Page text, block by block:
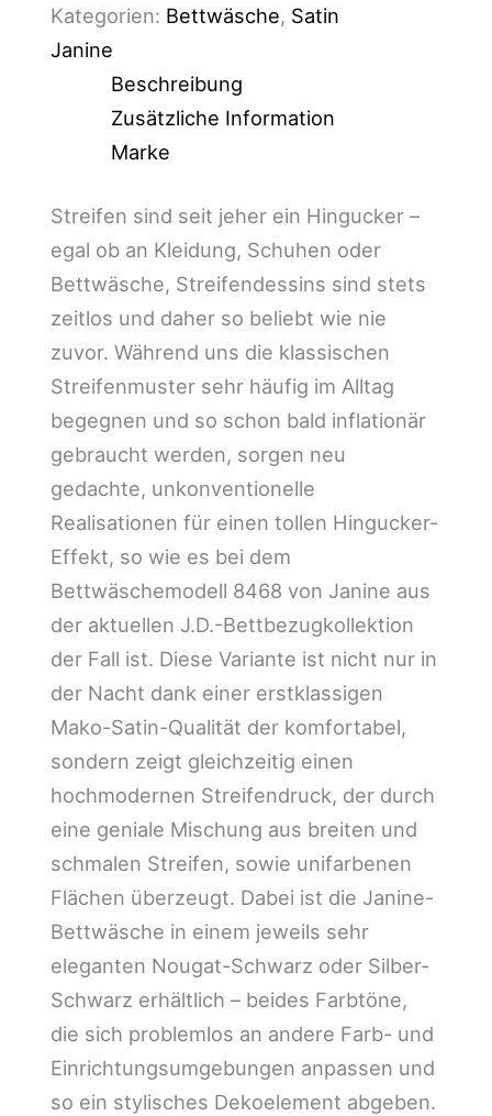
Kategorien: Bettwäsche, Satin
Janine
Beschreibung
Zusätzliche Information
Marke
Streifen sind seit jeher ein Hingucker –
egal ob an Kleidung, Schuhen oder
Bettwäsche, Streifendessins sind stets
zeitlos und daher so beliebt wie nie
zuvor. Während uns die klassischen
Streifenmuster sehr häufig im Alltag
begegnen und so schon bald inflationär
gebraucht werden, sorgen neu
gedachte, unkonventionelle
Realisationen für einen tollen Hingucker-
Effekt, so wie es bei dem
Bettwäschemodell 8468 von Janine aus
der aktuellen J.D.-Bettbezugkollektion
der Fall ist. Diese Variante ist nicht nur in
der Nacht dank einer erstklassigen
Mako-Satin-Qualität der komfortabel,
sondern zeigt gleichzeitig einen
hochmodernen Streifendruck, der durch
eine geniale Mischung aus breiten und
schmalen Streifen, sowie unifarbenen
Flächen überzeugt. Dabei ist die Janine-
Bettwäsche in einem jeweils sehr
eleganten Nougat-Schwarz oder Silber-
Schwarz erhältlich – beides Farbtöne,
die sich problemlos an andere Farb- und
Einrichtungsumgebungen anpassen und
so ein stylisches Dekoelement abgeben.